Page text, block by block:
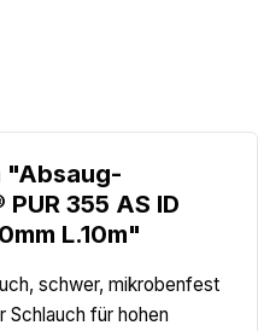
"Absaug-
355 AS ID
L.10m"
schwer, mikrobenfest
Schlauch für hohen